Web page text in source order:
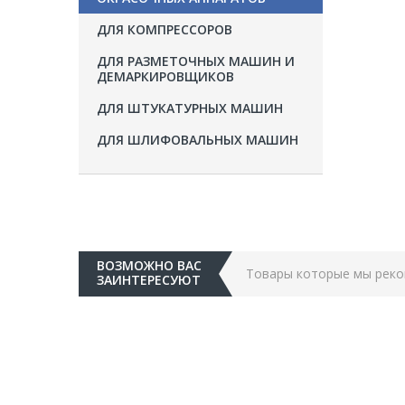
ДЛЯ КОМПРЕССОРОВ
ДЛЯ РАЗМЕТОЧНЫХ МАШИН И
ДЕМАРКИРОВЩИКОВ
ДЛЯ ШТУКАТУРНЫХ МАШИН
ДЛЯ ШЛИФОВАЛЬНЫХ МАШИН
ВОЗМОЖНО ВАС
ЗАИНТЕРЕСУЮТ
Товары которые мы